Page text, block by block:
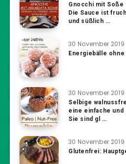
Gnocchi mit Soße
Die Sauce ist
und süßlich …
30 November 2019
Energiebälle ohne
30 November 2019
Selbige
eine einfache und
Sie sind gl …
30 November 2019
Glutenfrei: